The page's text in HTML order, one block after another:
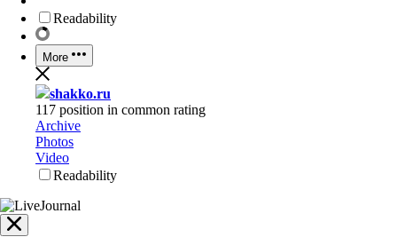
Readability
More
shakko.ru
117 position in common rating
Archive
Photos
Video
Readability